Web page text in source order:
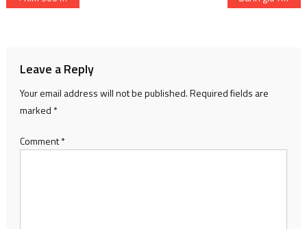
Leave a Reply
Your email address will not be published.Required fields are
marked *
Comment*